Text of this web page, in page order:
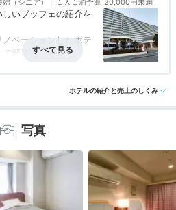
（シニア） １人１泊予算 20,000円未満
いブッフェの紹介を
ベーションしたホテ
部屋もマンションタ
ラッグストアもあって
岸のビーチへも５，
で7階でしたが眺望
名所の小松が池公園ま
を見ることができま
多くて思ったように
4.0 接客対応 3.5 風呂 4.0
ホテルの紹介と売上のしくみ
写真